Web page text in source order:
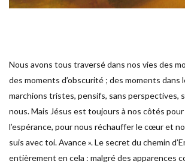
Nous avons tous traversé dans nos vies des
des moments d’obscurité ; des moments dans
marchions tristes, pensifs, sans perspectives,
nous. Mais Jésus est toujours à nos côtés
l’espérance, pour nous réchauffer le cœur et
suis avec toi. Avance ». Le secret du chemin
entièrement en cela : malgré des apparences